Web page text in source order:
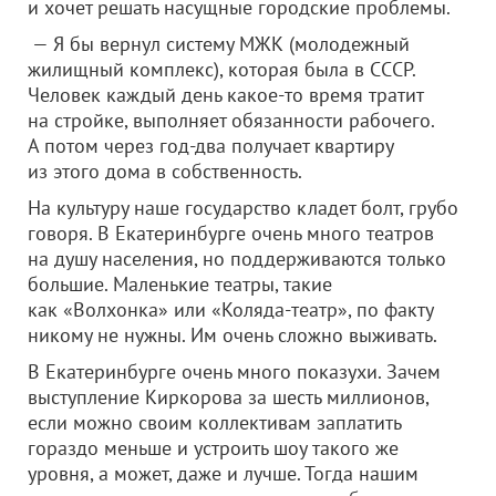
и хочет решать насущные городские проблемы.
— Я бы вернул систему МЖК (молодежный
жилищный комплекс), которая была в СССР.
Человек каждый день какое-то время тратит
на стройке, выполняет обязанности рабочего.
А потом через год-два получает квартиру
из этого дома в собственность.
На культуру наше государство кладет болт, грубо
говоря. В Екатеринбурге очень много театров
на душу населения, но поддерживаются только
большие. Маленькие театры, такие
как «Волхонка» или «Коляда-театр», по факту
никому не нужны. Им очень сложно выживать.
В Екатеринбурге очень много показухи. Зачем
выступление Киркорова за шесть миллионов,
если можно своим коллективам заплатить
гораздо меньше и устроить шоу такого же
уровня, а может, даже и лучше. Тогда нашим